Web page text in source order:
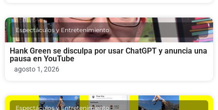
Espectáculos y Entretenimiento
Hank Green se disculpa por usar ChatGPT y anuncia una
pausa en YouTube
agosto 1, 2026
Espectáculos y Entretenimiento